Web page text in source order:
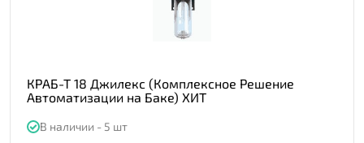
КРАБ-Т 18 Джилекс (Комплексное Решение
Автоматизации на Баке) ХИТ
В наличии - 5 шт